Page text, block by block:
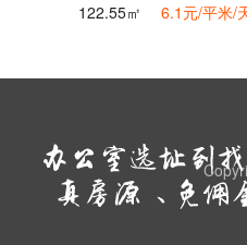
122.55㎡
6.1元/平米/